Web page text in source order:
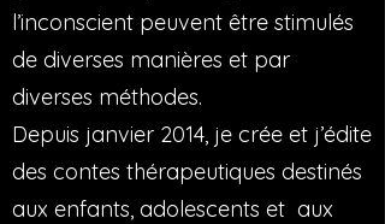
l’inconscient peuvent être stimulés
de diverses manières et par
diverses méthodes.
Depuis janvier 2014, je crée et j’édite
des contes thérapeutiques destinés
aux enfants, adolescents et aux